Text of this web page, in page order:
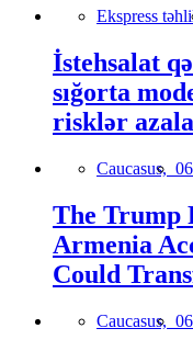
Ekspress
İstehsalat
sığorta
risklər
Caucasus,
The Trump
Armenia
Could
Caucasus,